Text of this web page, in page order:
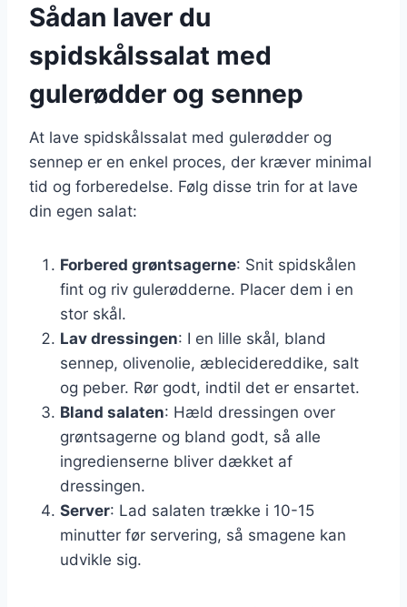
Sådan laver du
spidskålssalat med
gulerødder og sennep
At lave spidskålssalat med gulerødder og
sennep er en enkel proces, der kræver minimal
tid og forberedelse. Følg disse trin for at lave
din egen salat:
Forbered grøntsagerne: Snit spidskålen
fint og riv gulerødderne. Placer dem i en
stor skål.
Lav dressingen: I en lille skål, bland
sennep, olivenolie, æblecidereddike, salt
og peber. Rør godt, indtil det er ensartet.
Bland salaten: Hæld dressingen over
grøntsagerne og bland godt, så alle
ingredienserne bliver dækket af
dressingen.
Server: Lad salaten trække i 10-15
minutter før servering, så smagene kan
udvikle sig.